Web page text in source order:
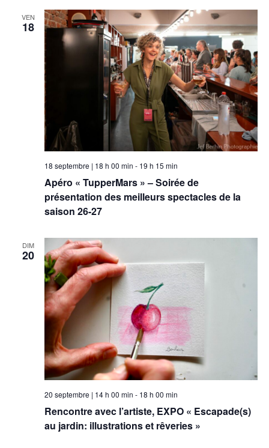
VEN
18
Apéro « TupperMars » – Soirée de
présentation des meilleurs spectacles de la
saison 26-27
18 septembre | 18 h 00 min - 19 h 15 min
DIM
20
Rencontre avec l’artiste, EXPO « Escapade(s)
au jardin: illustrations et rêveries »
20 septembre | 14 h 00 min - 18 h 00 min